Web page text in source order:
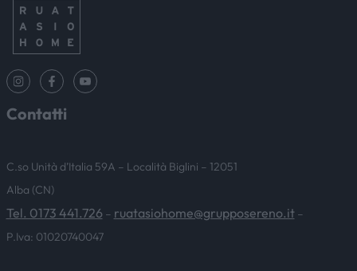
Contatti
C.so Unità d’Italia 59A – Località Biglini – 12051
Alba (CN)
Tel. 0173 441.726 – ruatasiohome@grupposereno.it –
P.Iva: 01020740047